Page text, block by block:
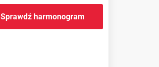
Sprawdź harmonogram